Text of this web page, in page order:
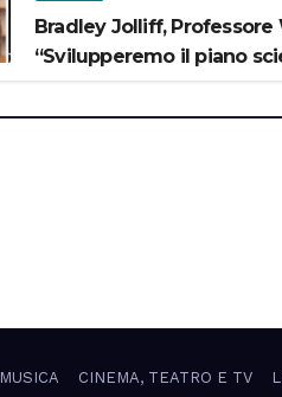
Bradley Jolliff,
“Svilupperemo il piano
MUSICA CINEMA, TEATRO E TV